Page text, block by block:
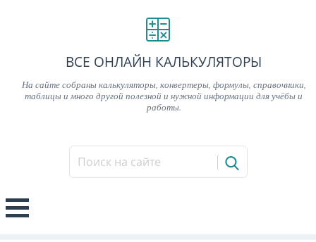
ВСЕ ОНЛАЙН КАЛЬКУЛЯТОРЫ
На сайте собраны калькуляторы, конвертеры, формулы, справочники,
таблицы и много другой полезной и нужной информации для учёбы и
работы.